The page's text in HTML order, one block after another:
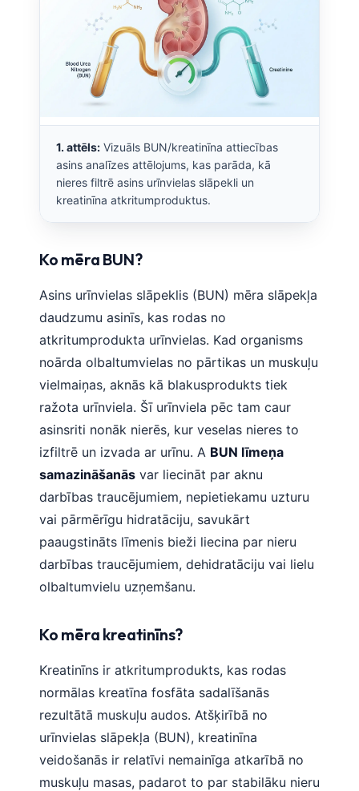
1. attēls: Vizuāls BUN/kreatinīna attiecības
asins analīzes attēlojums, kas parāda, kā
nieres filtrē asins urīnvielas slāpekli un
kreatinīna atkritumproduktus.
Ko mēra BUN?
Asins urīnvielas slāpeklis (BUN) mēra slāpekļa
daudzumu asinīs, kas rodas no
atkritumprodukta urīnvielas. Kad organisms
noārda olbaltumvielas no pārtikas un muskuļu
vielmaiņas, aknās kā blakusprodukts tiek
ražota urīnviela. Šī urīnviela pēc tam caur
asinsriti nonāk nierēs, kur veselas nieres to
izfiltrē un izvada ar urīnu. A BUN līmeņa
samazināšanās var liecināt par aknu
darbības traucējumiem, nepietiekamu uzturu
vai pārmērīgu hidratāciju, savukārt
paaugstināts līmenis bieži liecina par nieru
darbības traucējumiem, dehidratāciju vai lielu
olbaltumvielu uzņemšanu.
Ko mēra kreatinīns?
Kreatinīns ir atkritumprodukts, kas rodas
normālas kreatīna fosfāta sadalīšanās
rezultātā muskuļu audos. Atšķirībā no
urīnvielas slāpekļa (BUN), kreatinīna
veidošanās ir relatīvi nemainīga atkarībā no
muskuļu masas, padarot to par stabilāku nieru